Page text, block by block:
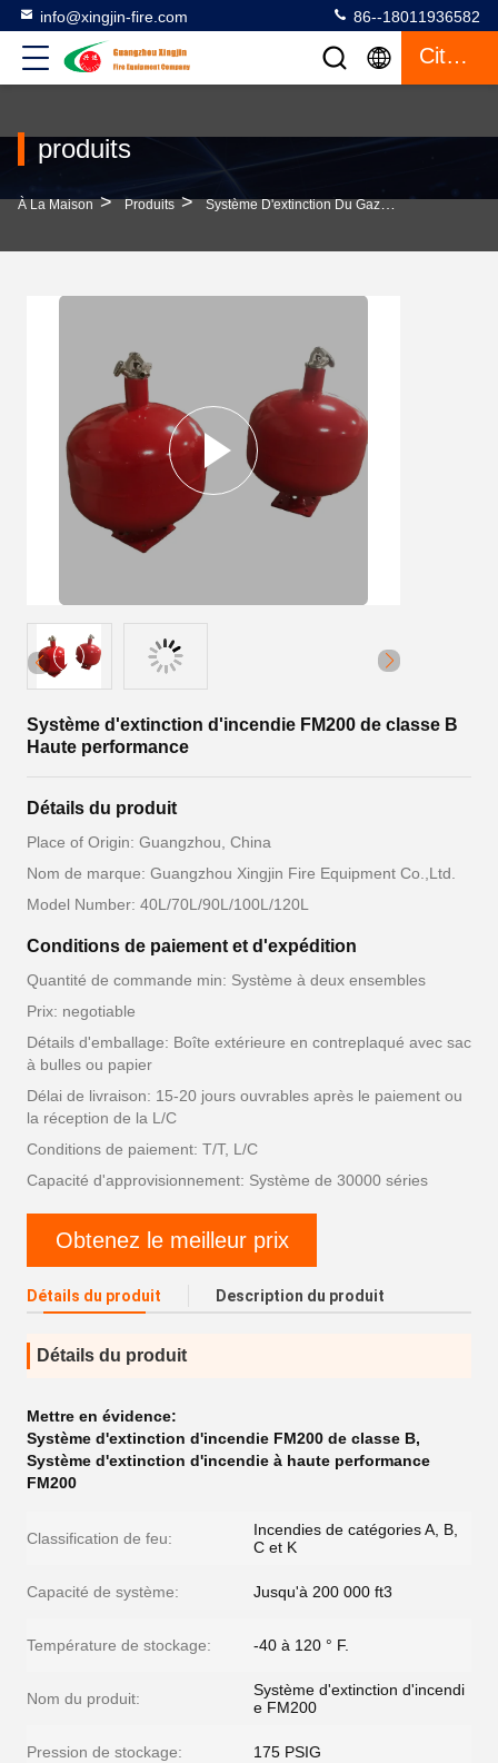
info@xingjin-fire.com 86--18011936582
Citation
produits
À La Maison > Produits > Système D'extinction Du Gaz FM200 >
Système d'extinction d'incendie FM200 de classe B
Haute performance
Détails du produit
Place of Origin: Guangzhou, China
Nom de marque: Guangzhou Xingjin Fire Equipment Co.,Ltd.
Model Number: 40L/70L/90L/100L/120L
Conditions de paiement et d'expédition
Quantité de commande min: Système à deux ensembles
Prix: negotiable
Détails d'emballage: Boîte extérieure en contreplaqué avec sac
à bulles ou papier
Délai de livraison: 15-20 jours ouvrables après le paiement ou
la réception de la L/C
Conditions de paiement: T/T, L/C
Capacité d'approvisionnement: Système de 30000 séries
Obtenez le meilleur prix
Détails du produit Description du produit
Détails du produit
Mettre en évidence:
Système d'extinction d'incendie FM200 de classe B,
Système d'extinction d'incendie à haute performance
FM200
Classification de feu:
Incendies de catégories A, B,
C et K
Capacité de système: Jusqu'à 200 000 ft3
Température de stockage: -40 à 120 ° F.
Nom du produit:
Système d'extinction d'incendi
e FM200
Pression de stockage: 175 PSIG